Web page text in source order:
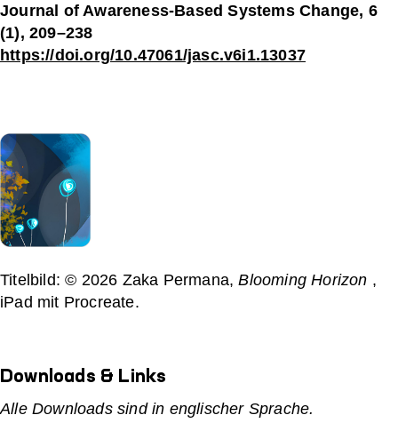
Journal of Awareness-Based Systems Change, 6
(1), 209–238
https://doi.org/10.47061/jasc.v6i1.13037
Titelbild: © 2026 Zaka Permana,Blooming Horizon ,
iPad mit Procreate.
Downloads & Links
Alle Downloads sind in englischer Sprache.